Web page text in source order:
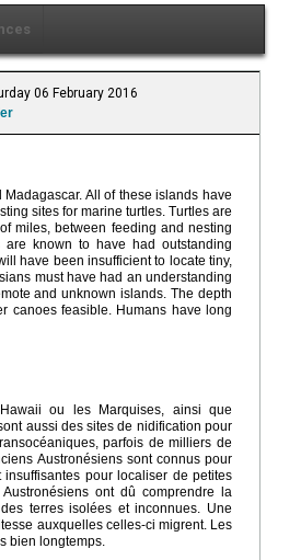
06 February 2016
All of these islands have
sites for marine turtles. Turtles are
miles, between feeding and nesting
are known to have had outstanding
have been insufficient to locate tiny,
must have had an understanding
and unknown islands. The depth
canoes feasible. Humans have long
ou les Marquises, ainsi que
aussi des sites de nidification pour
parfois de milliers de
Austronésiens sont connus pour
pour localiser de petites
ont dû comprendre la
terres isolées et inconnues. Une
auxquelles celles-ci migrent. Les
bien longtemps.